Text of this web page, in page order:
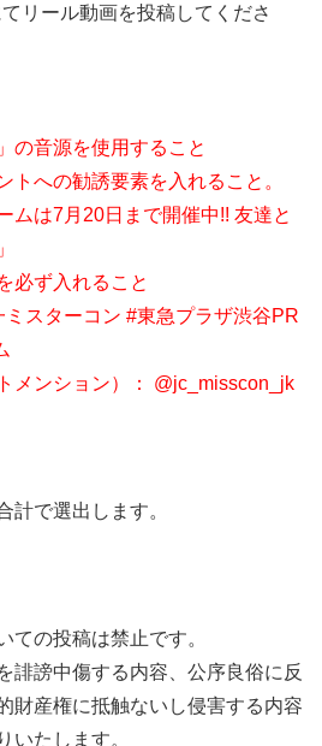
リール動画を投稿してくださ
の音源を使用すること
トへの勧誘要素を入れること。
は7月20日まで開催中!! 友達と
必ず入れること
スターコン #東急プラザ渋谷PR
メンション）： @jc_misscon_jk
計で選出します。
ての投稿は禁止です。
誹謗中傷する内容、公序良俗に反
財産権に抵触ないし侵害する内容
いたします。